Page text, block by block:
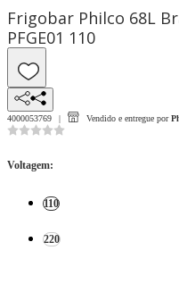
Frigobar Philco 68L
PFGE01 110
4000053769 Vendido e entregue por
Voltagem:
110
220